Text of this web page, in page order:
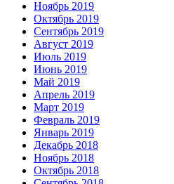
Ноябрь 2019
Октябрь 2019
Сентябрь 2019
Август 2019
Июль 2019
Июнь 2019
Май 2019
Апрель 2019
Март 2019
Февраль 2019
Январь 2019
Декабрь 2018
Ноябрь 2018
Октябрь 2018